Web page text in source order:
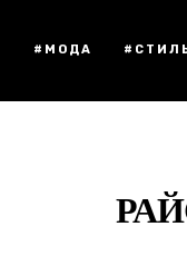
#МОДА